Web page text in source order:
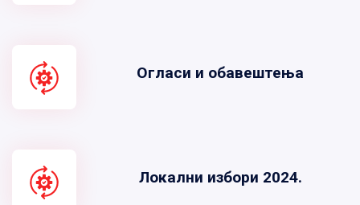
Огласи и обавештења
Локални избори 2024.